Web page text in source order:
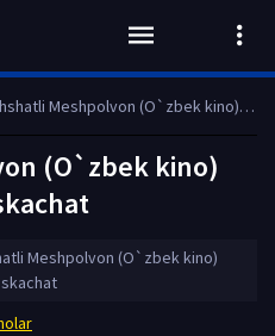
Meshpolvon (O`zbek kino) 2018 Full HD tas-ix skachat
(O`zbek kino)
Meshpolvon (O`zbek kino)
skachat